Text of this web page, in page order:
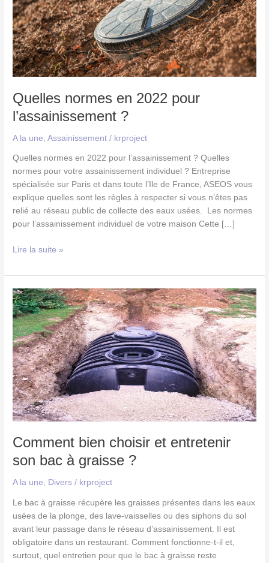
Quelles normes en 2022 pour
l’assainissement ?
A la une ,Assainissement / krproject
Quelles normes en 2022 pour l’assainissement ? Quelles
normes pour votre assainissement individuel ? Entreprise
spécialisée sur Paris et dans toute l’Ile de France, ASEOS vous
explique quelles sont les règles à respecter si vous n’êtes pas
relié au réseau public de collecte des eaux usées. Les normes
pour l’assainissement individuel de votre maison Cette […]
Lire la suite »
Comment bien choisir et entretenir
son bac à graisse ?
A la une, Divers / krproject
Le bac à graisse récupère les graisses présentes dans les eaux
usées de la plonge, des lave-vaisselles ou des siphons du sol
avant leur passage dans le réseau d’assainissement. Il est
obligatoire dans un restaurant. Comment fonctionne-t-il et,
surtout, quel entretien pour que le bac à graisse reste
Comment
bien
choisir
et
entretenir
son
bac
à
graisse
?